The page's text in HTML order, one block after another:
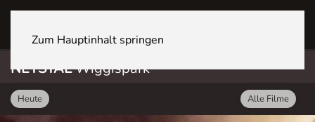
Zum Hauptinhalt springen
NETSTALWiggispark
Heute Alle Filme